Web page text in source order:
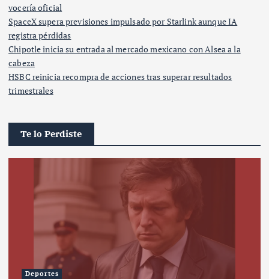
vocería oficial
SpaceX supera previsiones impulsado por Starlink aunque IA
registra pérdidas
Chipotle inicia su entrada al mercado mexicano con Alsea a la
cabeza
HSBC reinicia recompra de acciones tras superar resultados
trimestrales
Te lo Perdiste
Deportes